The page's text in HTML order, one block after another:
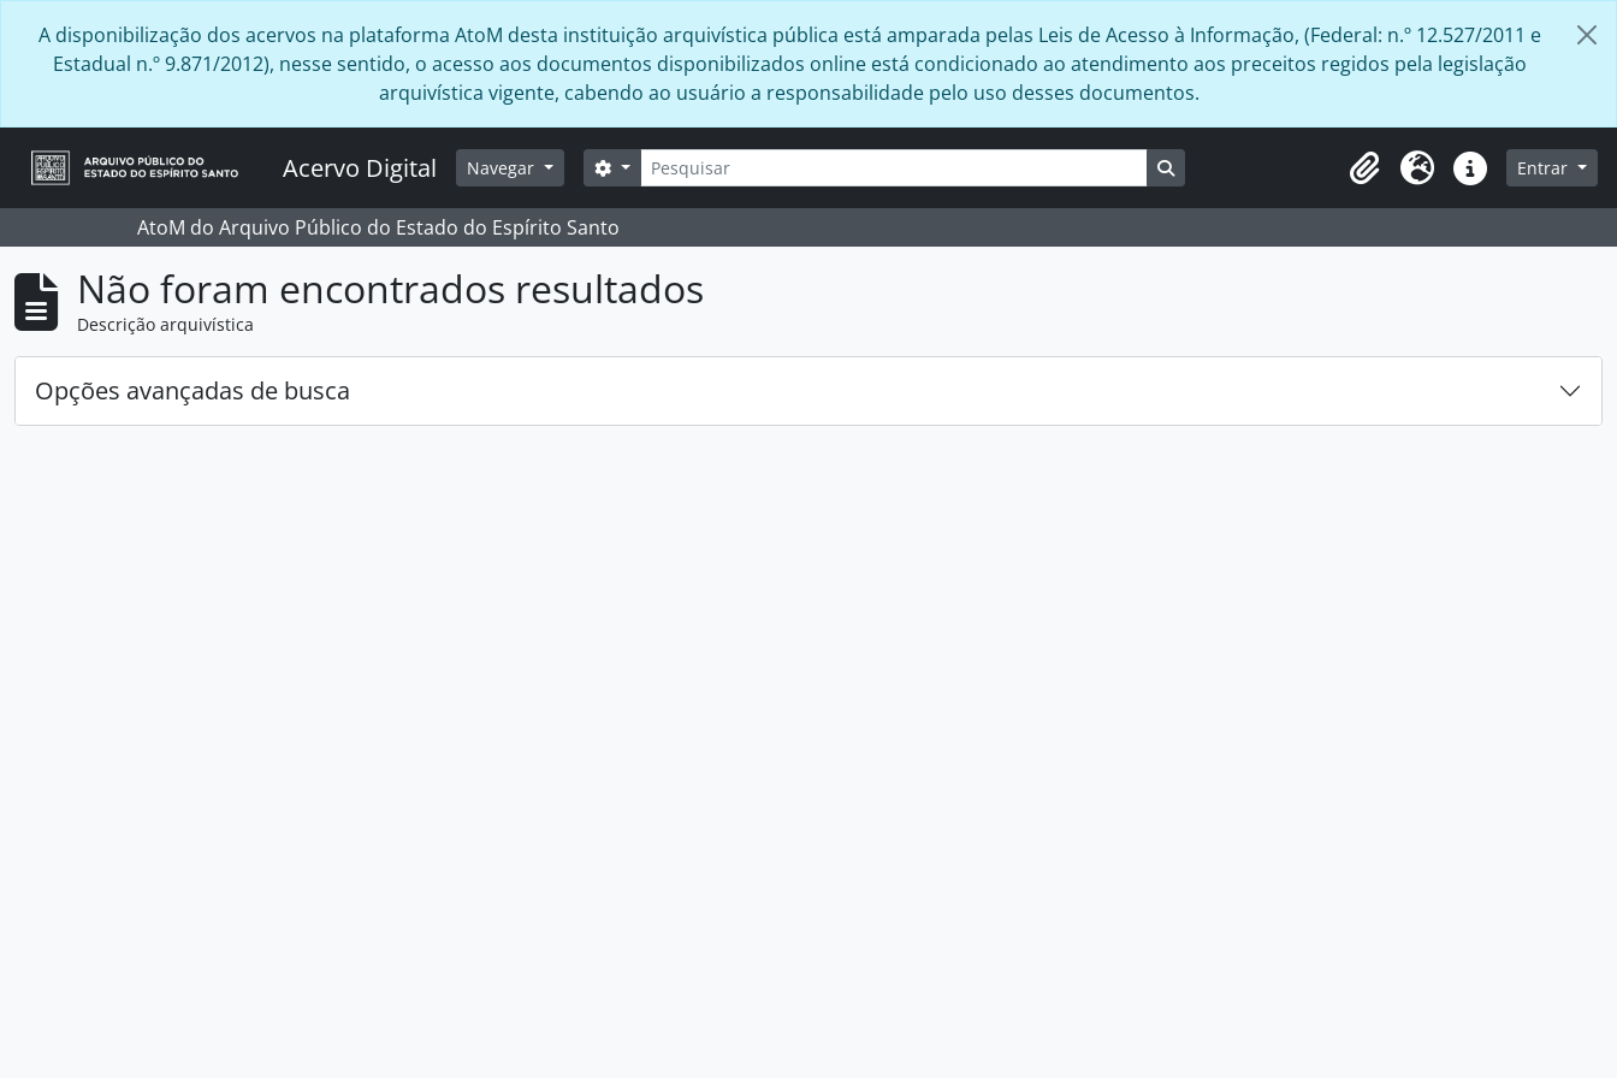
A disponibilização dos acervos na plataforma AtoM desta instituição arquivística pública está amparada pelas Leis de Acesso à Informação, (Federal: n.º 12.527/2011 e
Estadual n.º 9.871/2012), nesse sentido, o acesso aos documentos disponibilizados online está condicionado ao atendimento aos preceitos regidos pela legislação
arquivística vigente, cabendo ao usuário a responsabilidade pelo uso desses documentos.
Acervo Digital Navegar Buscar
Opções de busca Busque na página de navegação
Área de Transferência
Idioma Atalhos Entrar
AtoM do Arquivo Público do Estado do Espírito Santo
Não foram encontrados resultados
Descrição arquivística
Opções avançadas de busca